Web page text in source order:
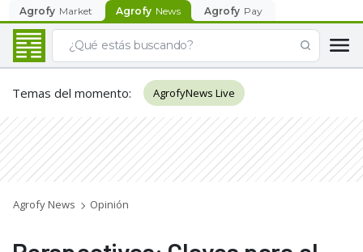
Agrofy Market Agrofy News Agrofy Pay
Temas del momento: AgrofyNews Live
Agrofy News Opinión